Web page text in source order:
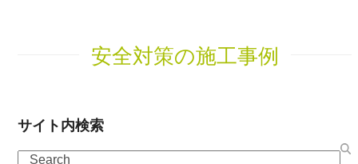
安全対策の施工事例
サイト内検索
Search